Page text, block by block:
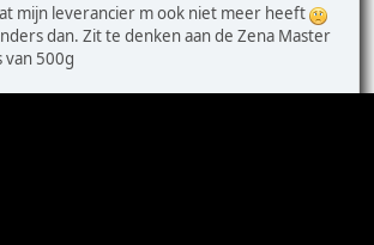
mijn leverancier m ook niet meer heeft
dan. Zit te denken aan de Zena Master
van 500g